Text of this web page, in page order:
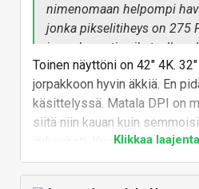
nimenomaan helpompi
jonka pikselitiheys on 275
jo mukavasti esikatsella
ennen tulostusta.
kuva taitaa mahtua
työkalupalkkien kanssa
Toinen näyttöni on 42" 4K.
jorpakkoon hyvin äkkiä. En
käsittelyssä. Matala DPI on
siitä niin kauan kuin
järkevästi. Kuvaa voi aina
kokonaisuutena isommalla
kuvatiedosto aliasoi hienosti
Klikkaa